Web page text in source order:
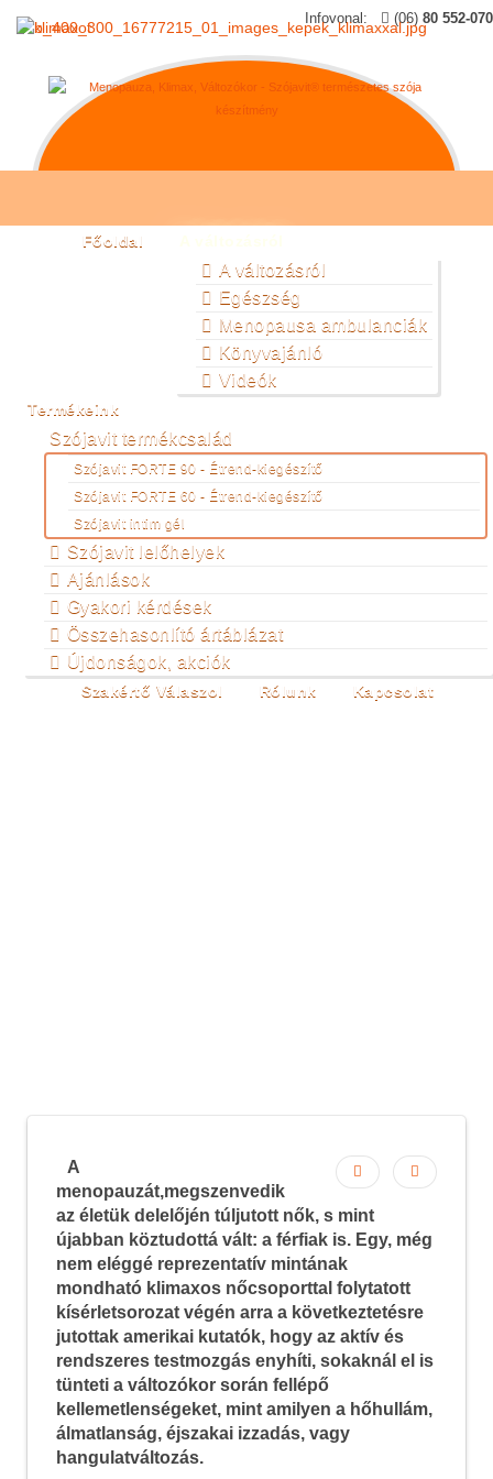
Infovonal: (06) 80 552-070
Főoldal
A változásról
Egészség
Menopausa ambulanciák
Könyvajánló
Videók
Termékeink
Szójavit termékcsalád
Szójavit FORTE 90 - Étrend-kiegészítő
Szójavit FORTE 60 - Étrend-kiegészítő
Szójavit intim gél
Szójavit lelőhelyek
Ajánlások
Gyakori kérdések
Összehasonlító ártáblázat
Újdonságok, akciók
Szakértő Válaszol Rólunk Kapcsolat
A
menopauzát,megszenvedik
az életük delelőjén túljutott nők, s mint
újabban köztudottá vált: a férfiak is. Egy, még
nem eléggé reprezentatív mintának
mondható klimaxos nőcsoporttal folytatott
kísérletsorozat végén arra a következtetésre
jutottak amerikai kutatók, hogy az aktív és
rendszeres testmozgás enyhíti, sokaknál el is
tünteti a változókor során fellépő
kellemetlenségeket, mint amilyen a hőhullám,
álmatlanság, éjszakai izzadás, vagy
hangulatváltozás.